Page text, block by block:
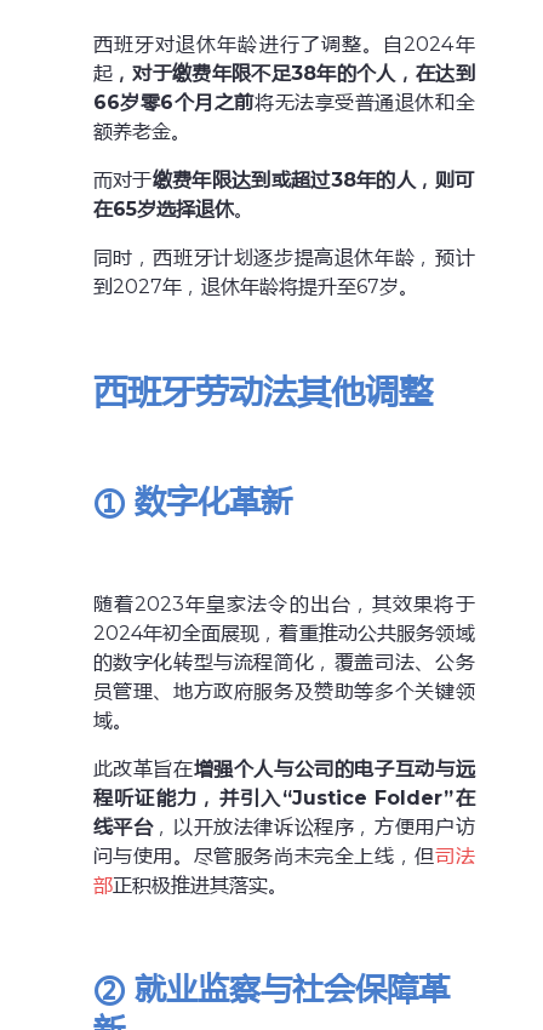
西班牙对退休年龄进行了调整。自2024年
起，对于缴费年限不足38年的个人，在达到
66岁零6个月之前将无法享受普通退休和全
额养老金。
而对于缴费年限达到或超过38年的人，则可
在65岁选择退休。
同时，西班牙计划逐步提高退休年龄，预计
到2027年，退休年龄将提升至67岁。
西班牙劳动法其他调整
① 数字化革新
随着2023年皇家法令的出台，其效果将于
2024年初全面展现，着重推动公共服务领域
的数字化转型与流程简化，覆盖司法、公务
员管理、地方政府服务及赞助等多个关键领
域。
此改革旨在增强个人与公司的电子互动与远
程听证能力，并引入“Justice Folder”在
线平台，以开放法律诉讼程序，方便用户访
问与使用。尽管服务尚未完全上线，但司法
部正积极推进其落实。
② 就业监察与社会保障革